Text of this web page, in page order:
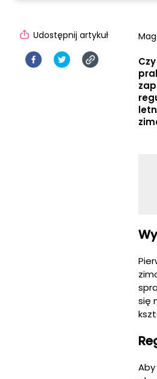
się
Udostępnij artykuł